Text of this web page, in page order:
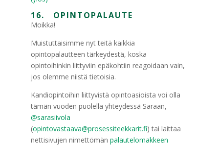
16. OPINTOPALAUTE
Moikka!
Muistuttaisimme nyt teitä kaikkia
opintopalautteen tärkeydestä, koska
opintoihinkin liittyviin epäkohtiin reagoidaan vain,
jos olemme niistä tietoisia.
Kandiopintoihin liittyvistä opintoasioista voi olla
tämän vuoden puolella yhteydessä Saraan,
@sarasiivola
(opintovastaava@prosessiteekkarit.fi) tai laittaa
nettisivujen nimettömän palautelomakkeen